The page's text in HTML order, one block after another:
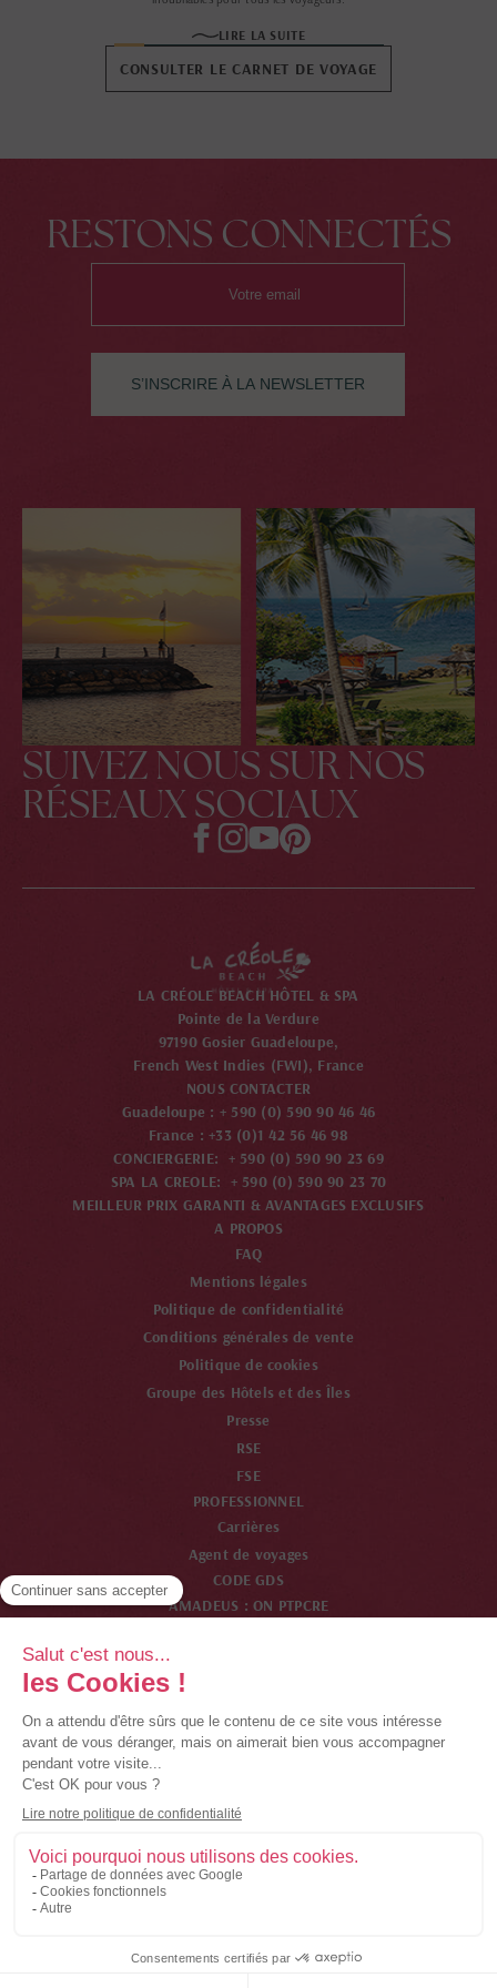
LIRE LA SUITE
CONSULTER LE CARNET DE VOYAGE
RESTONS CONNECTÉS
SUIVEZ NOUS SUR NOS
RÉSEAUX SOCIAUX
LA CRÉOLE BEACH HÔTEL & SPA
Pointe de la Verdure
97190 Gosier Guadeloupe,
French West Indies (FWI), France
NOUS CONTACTER
Guadeloupe : + 590 (0) 590 90 46 46
France : +33 (0)1 42 56 46 98
CONCIERGERIE: + 590 (0) 590 90 23 69
SPA LA CREOLE: + 590 (0) 590 90 23 70
MEILLEUR PRIX GARANTI & AVANTAGES EXCLUSIFS
A PROPOS
FAQ
Mentions légales
Politique de confidentialité
Conditions générales de vente
Politique de cookies
Groupe des Hôtels et des Îles
Presse
RSE
FSE
PROFESSIONNEL
Carrières
Agent de voyages
CODE GDS
AMADEUS : ON PTPCRE
WORDSPAN : ON PTPCR
GALILEO : ON 33825
Membre de la chaîne